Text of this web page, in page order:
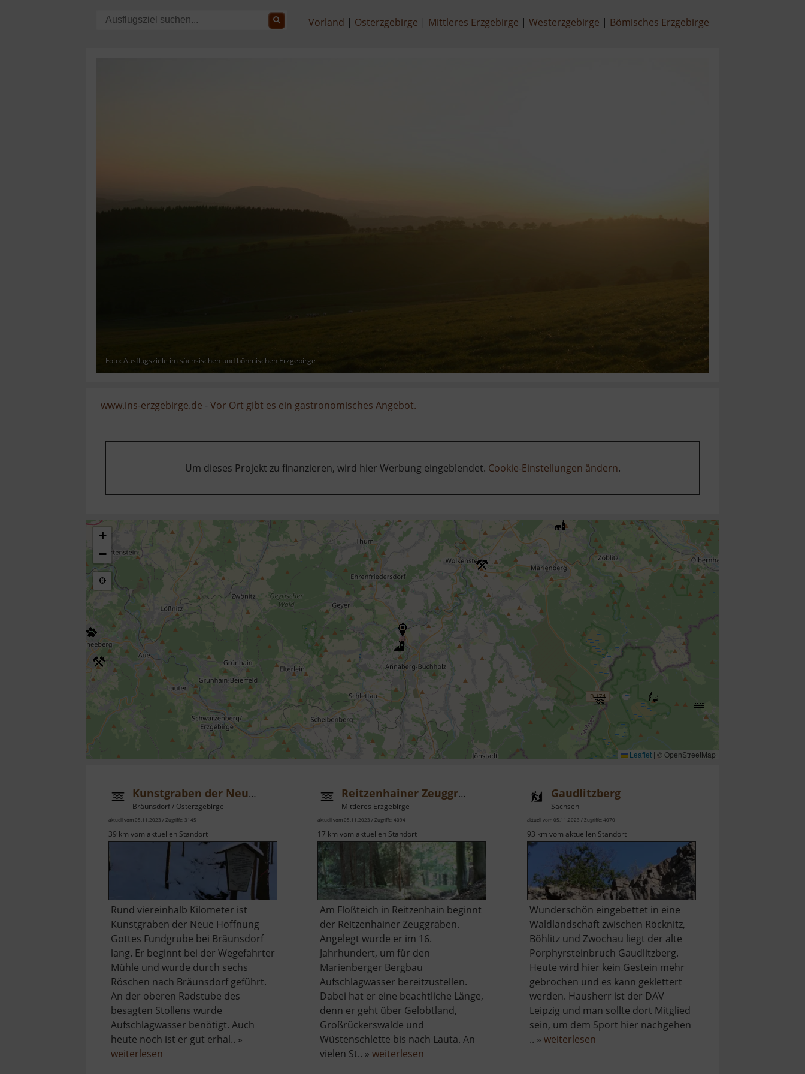
Vorland Osterzgebirge Mittleres Erzgebirge Westerzgebirge Bömisches Erzgebirge
Foto: Ausflugsziele im sächsischen und böhmischen Erzgebirge
www.ins-erzgebirge.de -Vor Ort gibt es ein gastronomisches Angebot.
Um dieses Projekt zu finanzieren, wird hier Werbung eingeblendet. Cookie-Einstellungen ändern.
+
−
Leaflet | © OpenStreetMap
Kunstgraben der Neuen Hoffnung Gottes Fundgrube
Bräunsdorf / Osterzgebirge
aktuell vom 05.11.2023 / Zugriffe: 3145
39 km vom aktuellen Standort
Rund viereinhalb Kilometer ist
Kunstgraben der Neue Hoffnung
Gottes Fundgrube bei Bräunsdorf
lang. Er beginnt bei der Wegefahrter
Mühle und wurde durch sechs
Röschen nach Bräunsdorf geführt.
An der oberen Radstube des
besagten Stollens wurde
Aufschlagwasser benötigt. Auch
heute noch ist er gut erhal.. »
weiterlesen
Reitzenhainer Zeuggraben
Mittleres Erzgebirge
aktuell vom 05.11.2023 / Zugriffe: 4094
17 km vom aktuellen Standort
Am Floßteich in Reitzenhain beginnt
der Reitzenhainer Zeuggraben.
Angelegt wurde er im 16.
Jahrhundert, um für den
Marienberger Bergbau
Aufschlagwasser bereitzustellen.
Dabei hat er eine beachtliche Länge,
denn er geht über Gelobtland,
Großrückerswalde und
Wüstenschlette bis nach Lauta. An
vielen St.. »weiterlesen
Gaudlitzberg
Sachsen
aktuell vom 05.11.2023 / Zugriffe: 4070
93 km vom aktuellen Standort
Wunderschön eingebettet in eine
Waldlandschaft zwischen Röcknitz,
Böhlitz und Zwochau liegt der alte
Porphyrsteinbruch Gaudlitzberg.
Heute wird hier kein Gestein mehr
gebrochen und es kann geklettert
werden. Hausherr ist der DAV
Leipzig und man sollte dort Mitglied
sein, um dem Sport hier nachgehen
.. » weiterlesenüber